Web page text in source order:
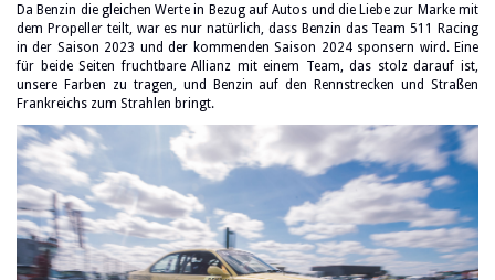
Da Benzin die gleichen Werte in Bezug auf Autos und die Liebe zur Marke mit
dem Propeller teilt, war es nur natürlich, dass Benzin das Team 511 Racing
in der Saison 2023 und der kommenden Saison 2024 sponsern wird. Eine
für beide Seiten fruchtbare Allianz mit einem Team, das stolz darauf ist,
unsere Farben zu tragen, und Benzin auf den Rennstrecken und Straßen
Frankreichs zum Strahlen bringt.